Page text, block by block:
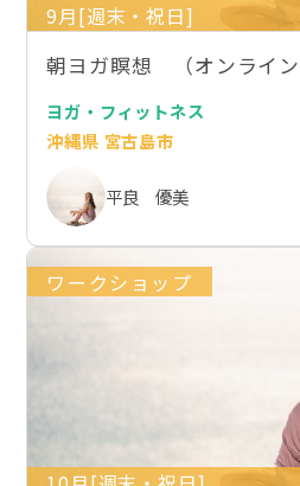
9月[週末・祝日]
朝ヨガ瞑想 （オンライン
ヨガ・フィットネス
沖縄県 宮古島市
平良 優美
ワークショップ